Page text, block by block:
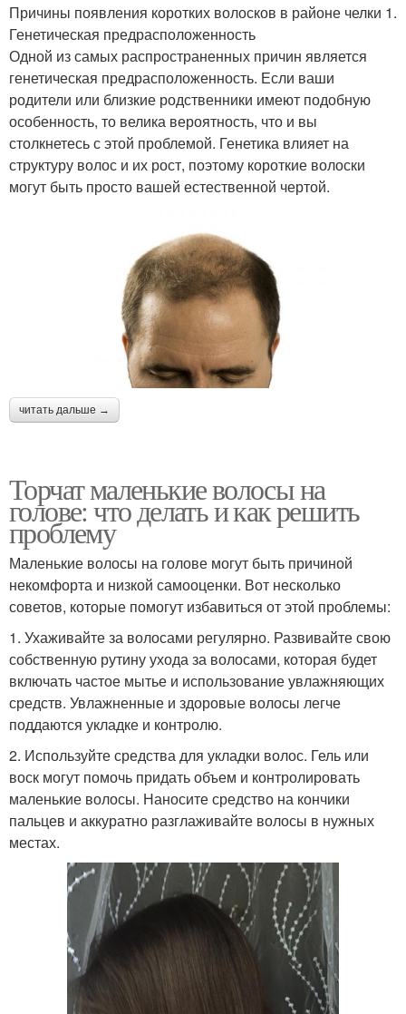
Причины появления коротких волосков в районе челки 1.
Генетическая предрасположенность
Одной из самых распространенных причин является
генетическая предрасположенность. Если ваши
родители или близкие родственники имеют подобную
особенность, то велика вероятность, что и вы
столкнетесь с этой проблемой. Генетика влияет на
структуру волос и их рост, поэтому короткие волоски
могут быть просто вашей естественной чертой.
читать дальше →
Торчат маленькие волосы на
голове: что делать и как решить
проблему
Маленькие волосы на голове могут быть причиной
некомфорта и низкой самооценки. Вот несколько
советов, которые помогут избавиться от этой проблемы:
1. Ухаживайте за волосами регулярно. Развивайте свою
собственную рутину ухода за волосами, которая будет
включать частое мытье и использование увлажняющих
средств. Увлажненные и здоровые волосы легче
поддаются укладке и контролю.
2. Используйте средства для укладки волос. Гель или
воск могут помочь придать объем и контролировать
маленькие волосы. Наносите средство на кончики
пальцев и аккуратно разглаживайте волосы в нужных
местах.